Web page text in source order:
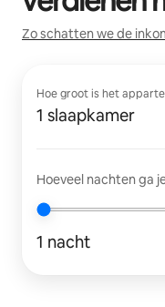
Zo schatten we de
Hoe groot is het
1 slaapkamer
Hoeveel nachten ga
1 nacht